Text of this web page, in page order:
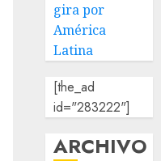
gira por
América
Latina
[the_ad
id="283222"]
ARCHIVO